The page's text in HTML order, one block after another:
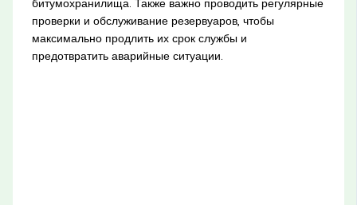
битумохранилища. Также важно проводить регулярные
проверки и обслуживание резервуаров, чтобы
максимально продлить их срок службы и
предотвратить аварийные ситуации.